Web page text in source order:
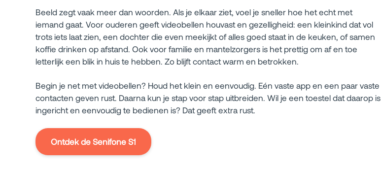
Beeld zegt vaak meer dan woorden. Als je elkaar ziet, voel je sneller hoe het echt met
iemand gaat. Voor ouderen geeft videobellen houvast en gezelligheid: een kleinkind dat vol
trots iets laat zien, een dochter die even meekijkt of alles goed staat in de keuken, of samen
koffie drinken op afstand. Ook voor familie en mantelzorgers is het prettig om af en toe
letterlijk een blik in huis te hebben. Zo blijft contact warm en betrokken.
Begin je net met videobellen? Houd het klein en eenvoudig. Eén vaste app en een paar vaste
contacten geven rust. Daarna kun je stap voor stap uitbreiden. Wil je een toestel dat daarop is
ingericht en eenvoudig te bedienen is? Dat geeft extra rust.
Ontdek de Senifone S1